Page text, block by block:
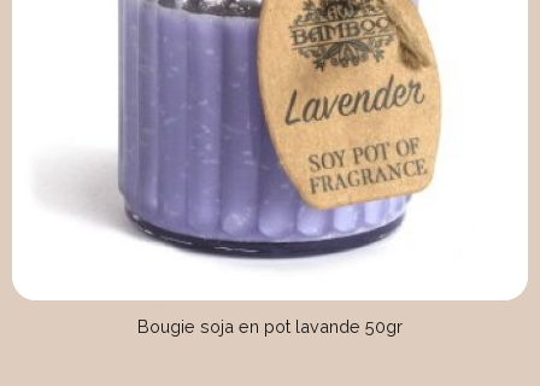
Bougie soja en pot lavande 50gr